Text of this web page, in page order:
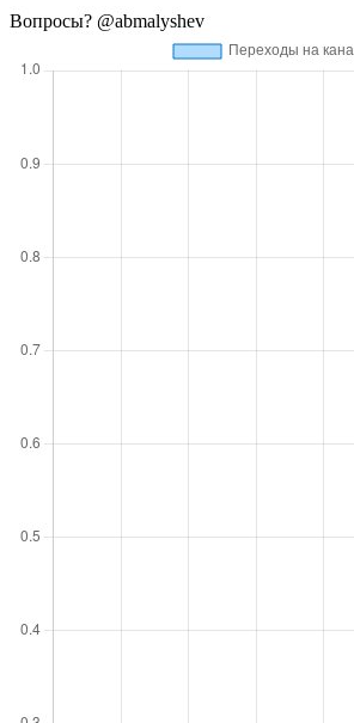
Вопросы? @abmalyshev